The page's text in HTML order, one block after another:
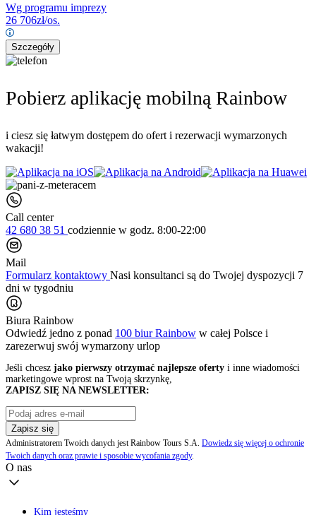
Wg programu imprezy
26 706zł/os.
Szczegóły
Pobierz aplikację mobilną Rainbow
i ciesz się łatwym dostępem do ofert i rezerwacji wymarzonych
wakacji!
Call center
42 680 38 51 codziennie w godz. 8:00-22:00
Mail
Formularz kontaktowy Nasi konsultanci są do Twojej dyspozycji 7
dni w tygodniu
Biura Rainbow
Odwiedź jedno z ponad 100 biur Rainbow w całej Polsce i
zarezerwuj swój wymarzony urlop
Jeśli chcesz jako pierwszy otrzymać najlepsze oferty i inne wiadomości
marketingowe wprost na Twoją skrzynkę,
ZAPISZ SIĘ NA NEWSLETTER:
Zapisz się
Administratorem Twoich danych jest Rainbow Tours S.A. Dowiedz się więcej o ochronie
Twoich danych oraz prawie i sposobie wycofania zgody.
O nas
Kim jesteśmy